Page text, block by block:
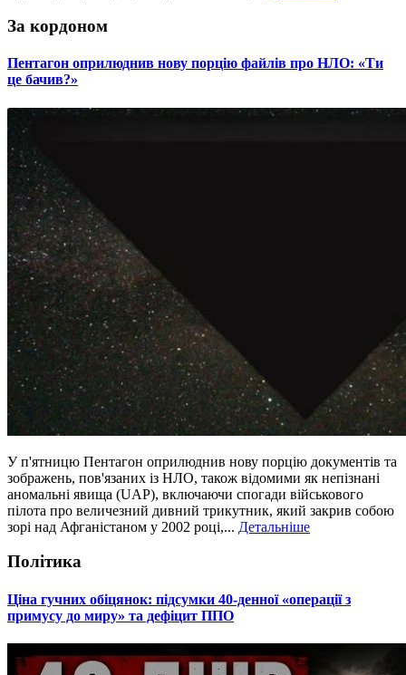
За кордоном
​Пентагон оприлюднив нову порцію файлів про НЛО: «Ти
це бачив?»
У п'ятницю Пентагон оприлюднив нову порцію документів та
зображень, пов'язаних із НЛО, також відомими як непізнані
аномальні явища (UAP), включаючи спогади військового
пілота про величезний дивний трикутник, який закрив собою
зорі над Афганістаном у 2002 році,... Детальніше
Політика
​Ціна гучних обіцянок: підсумки 40-денної «операції з
примусу до миру» та дефіцит ППО